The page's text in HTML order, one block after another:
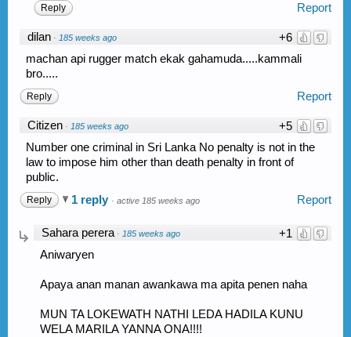
Report
Reply
+6
dilan · 185 weeks ago
machan api rugger match ekak gahamuda.....kammali
bro.....
Report
Reply
+5
Citizen · 185 weeks ago
Number one criminal in Sri Lanka No penalty is not in the
law to impose him other than death penalty in front of
public.
Report
Reply 1 reply · active 185 weeks ago
+1
Sahara perera · 185 weeks ago
Aniwaryen
Apaya anan manan awankawa ma apita penen naha
MUN TA LOKEWATH NATHI LEDA HADILA KUNU
WELA MARILA YANNA ONA!!!!